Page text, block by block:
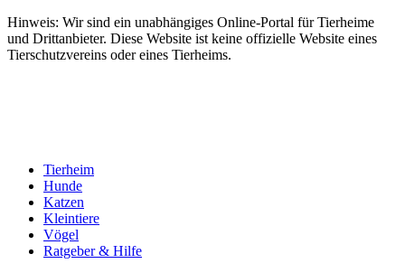
Hinweis: Wir sind ein unabhängiges Online-Portal für Tierheime
und Drittanbieter. Diese Website ist keine offizielle Website eines
Tierschutzvereins oder eines Tierheims.
Tierheim
Hunde
Katzen
Kleintiere
Vögel
Ratgeber & Hilfe